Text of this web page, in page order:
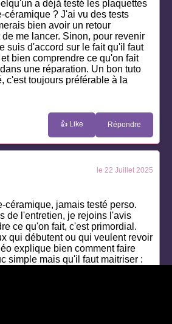
a déjà testé les plaquettes
céramique ? J'ai vu des tests
bien avoir un retour
me lancer. Sinon, pour revenir
suis d'accord sur le fait qu'il faut
bien comprendre ce qu'on fait
une réparation. Un bon tuto
c'est toujours préférable à la
👍 Like Répondre
le 22 Juillet 2025
céramique, jamais testé perso.
de l'entretien, je rejoins l'avis
ce qu'on fait, c'est primordial.
qui débutent ou qui veulent revoir
explique bien comment faire
simple mais qu'il faut maitriser :